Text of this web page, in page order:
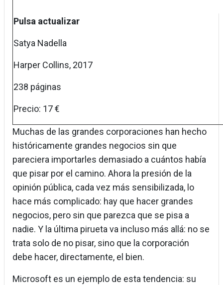
Pulsa actualizar
Satya Nadella
Harper Collins, 2017
238 páginas
Precio: 17 €
Muchas de las grandes corporaciones han hecho
históricamente grandes negocios sin que
pareciera importarles demasiado a cuántos había
que pisar por el camino. Ahora la presión de la
opinión pública, cada vez más sensibilizada, lo
hace más complicado: hay que hacer grandes
negocios, pero sin que parezca que se pisa a
nadie. Y la última pirueta va incluso más allá: no se
trata solo de no pisar, sino que la corporación
debe hacer, directamente, el bien.
Microsoft es un ejemplo de esta tendencia: su